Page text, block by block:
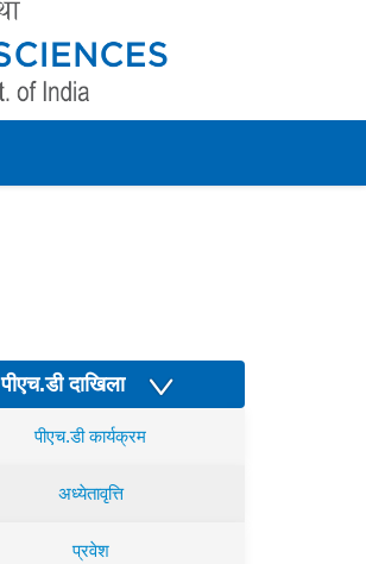
पीएच.डी दाखिला
पीएच.डी कार्यक्रम
अध्येतावृत्ति
प्रवेश